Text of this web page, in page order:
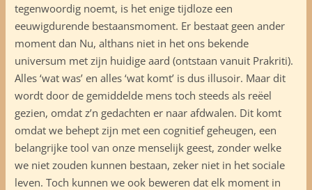
tegenwoordig noemt, is het enige tijdloze een
eeuwigdurende bestaansmoment. Er bestaat geen ander
moment dan Nu, althans niet in het ons bekende
universum met zijn huidige aard (ontstaan vanuit Prakriti).
Alles ‘wat was’ en alles ‘wat komt’ is dus illusoir. Maar dit
wordt door de gemiddelde mens toch steeds als reëel
gezien, omdat z’n gedachten er naar afdwalen. Dit komt
omdat we behept zijn met een cognitief geheugen, een
belangrijke tool van onze menselijk geest, zonder welke
we niet zouden kunnen bestaan, zeker niet in het sociale
leven. Toch kunnen we ook beweren dat elk moment in